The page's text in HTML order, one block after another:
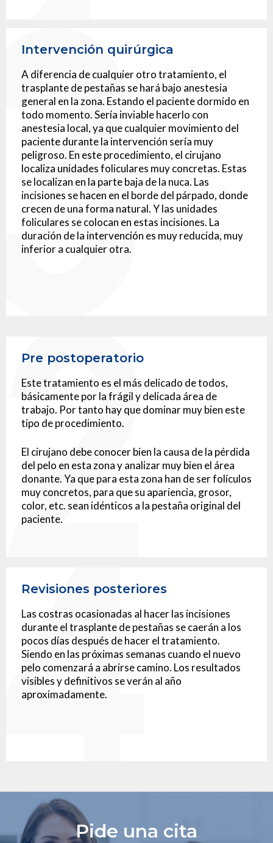
Intervención quirúrgica
A diferencia de cualquier otro tratamiento, el
trasplante de pestañas se hará bajo anestesia
general en la zona. Estando el paciente dormido en
todo momento. Sería inviable hacerlo con
anestesia local, ya que cualquier movimiento del
paciente durante la intervención sería muy
peligroso. En este procedimiento, el cirujano
localiza unidades foliculares muy concretas. Estas
se localizan en la parte baja de la nuca. Las
incisiones se hacen en el borde del párpado, donde
crecen de una forma natural. Y las unidades
foliculares se colocan en estas incisiones. La
duración de la intervención es muy reducida, muy
inferior a cualquier otra.
Pre postoperatorio
Este tratamiento es el más delicado de todos,
básicamente por la frágil y delicada área de
trabajo. Por tanto hay que dominar muy bien este
tipo de procedimiento.
El cirujano debe conocer bien la causa de la pérdida
del pelo en esta zona y analizar muy bien el área
donante. Ya que para esta zona han de ser folículos
muy concretos, para que su apariencia, grosor,
color, etc. sean idénticos a la pestaña original del
paciente.
Revisiones posteriores
Las costras ocasionadas al hacer las incisiones
durante el trasplante de pestañas se caerán a los
pocos días después de hacer el tratamiento.
Siendo en las próximas semanas cuando el nuevo
pelo comenzará a abrirse camino. Los resultados
visibles y definitivos se verán al año
aproximadamente.
Pide una cita